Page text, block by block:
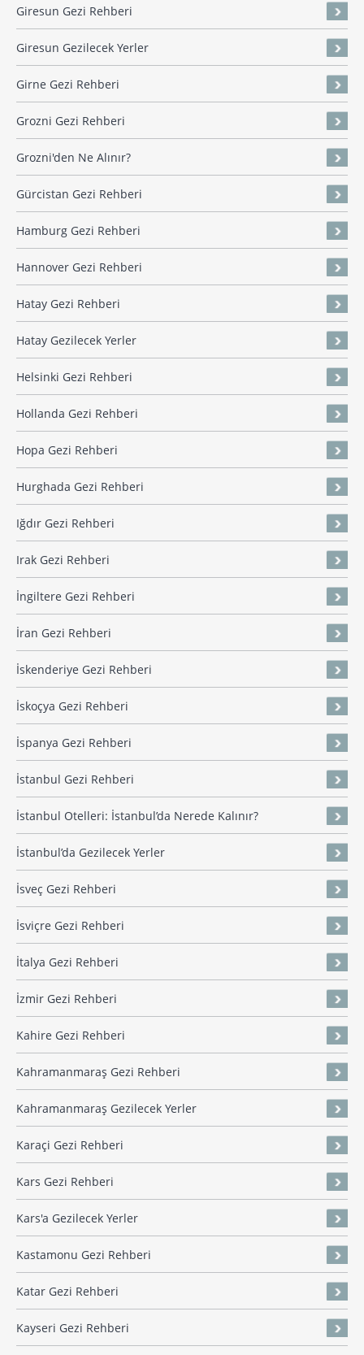
Giresun Gezi Rehberi
Giresun Gezilecek Yerler
Girne Gezi Rehberi
Grozni Gezi Rehberi
Grozni'den Ne Alınır?
Gürcistan Gezi Rehberi
Hamburg Gezi Rehberi
Hannover Gezi Rehberi
Hatay Gezi Rehberi
Hatay Gezilecek Yerler
Helsinki Gezi Rehberi
Hollanda Gezi Rehberi
Hopa Gezi Rehberi
Hurghada Gezi Rehberi
Iğdır Gezi Rehberi
Irak Gezi Rehberi
İngiltere Gezi Rehberi
İran Gezi Rehberi
İskenderiye Gezi Rehberi
İskoçya Gezi Rehberi
İspanya Gezi Rehberi
İstanbul Gezi Rehberi
İstanbul Otelleri: İstanbul’da Nerede Kalınır?
İstanbul’da Gezilecek Yerler
İsveç Gezi Rehberi
İsviçre Gezi Rehberi
İtalya Gezi Rehberi
İzmir Gezi Rehberi
Kahire Gezi Rehberi
Kahramanmaraş Gezi Rehberi
Kahramanmaraş Gezilecek Yerler
Karaçi Gezi Rehberi
Kars Gezi Rehberi
Kars'a Gezilecek Yerler
Kastamonu Gezi Rehberi
Katar Gezi Rehberi
Kayseri Gezi Rehberi